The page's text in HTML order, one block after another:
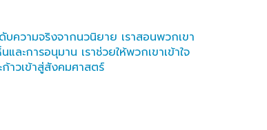
บความจริงจากนวนิยาย เราสอนพวกเขา
ะการอนุมาน เราช่วยให้พวกเขาเข้าใจ
าวเข้าสู่สังคมศาสตร์